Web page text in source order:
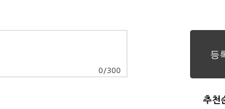
0 /300
추천